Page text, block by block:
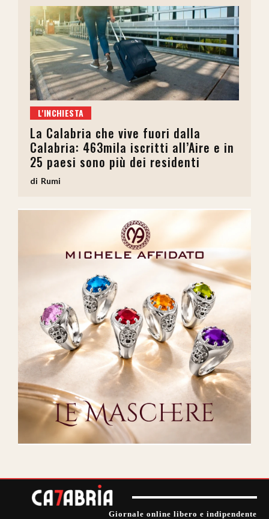
L'INCHIESTA
La Calabria che vive fuori dalla
Calabria: 463mila iscritti all’Aire e in
25 paesi sono più dei residenti
Rumi
Giornale online libero e indipendente